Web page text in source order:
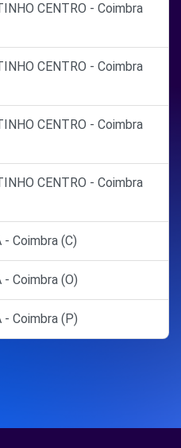
CENTRO - Coimbra
CENTRO - Coimbra
CENTRO - Coimbra
CENTRO - Coimbra
Coimbra (C)
Coimbra (O)
- Coimbra (P)